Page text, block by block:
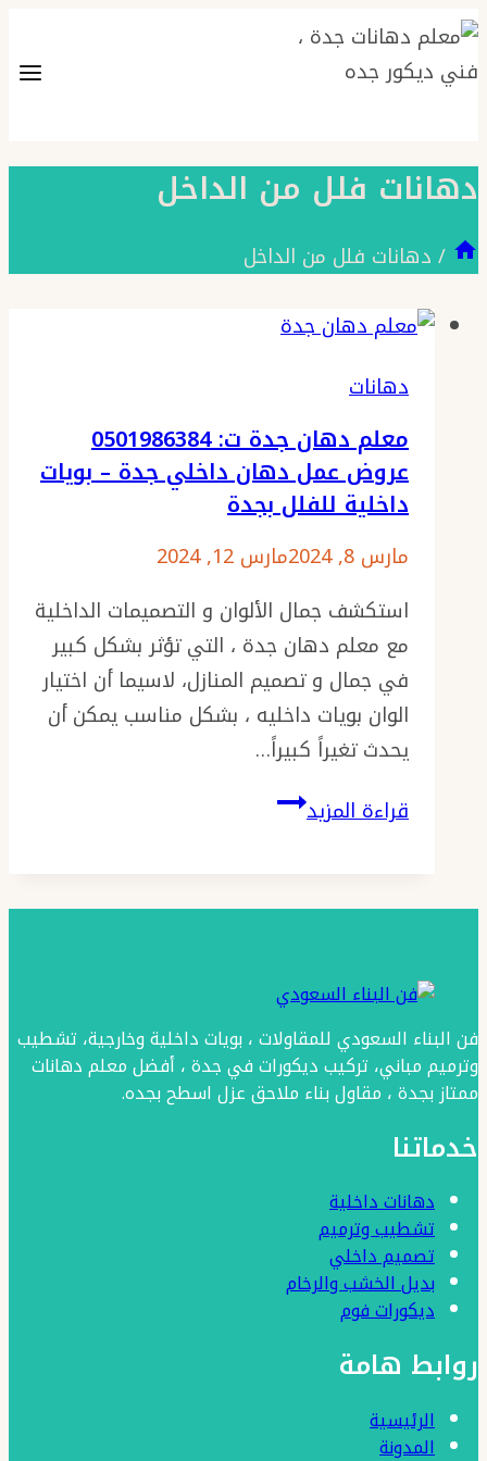
التجاوز
إلى
المحتوى
دهانات فلل من الداخل
/ دهانات فلل من الداخل
دهانات
معلم دهان جدة ت: 0501986384
عروض عمل دهان داخلي جدة – بويات
داخلية للفلل بجدة
مارس 8, 2024
مارس 12, 2024
استكشف جمال الألوان و التصميمات الداخلية
مع معلم دهان جدة ، التي تؤثر بشكل كبير
في جمال و تصميم المنازل، لاسيما أن اختيار
الوان بويات داخليه ، بشكل مناسب يمكن أن
يحدث تغيراً كبيراً…
قراءة المزيدمعلم
ت:
عمل
دهان
داخلي
بجدة
فن البناء السعودي للمقاولات ، بويات داخلية وخارجية، تشطيب
وترميم مباني، تركيب ديكورات في جدة ، أفضل معلم دهانات
ممتاز بجدة ، مقاول بناء ملاحق عزل اسطح بجده.
خدماتنا
دهانات داخلية
تشطيب وترميم
تصميم داخلي
بديل الخشب والرخام
ديكورات فوم
روابط هامة
الرئيسية
المدونة